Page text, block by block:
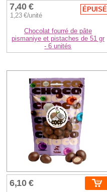
7,40 €
1,23 €/unité
ÉPUISÉ
Chocolat fourré de pâte
pismaniye et pistaches de 51 gr
- 6 unités
6,10 €